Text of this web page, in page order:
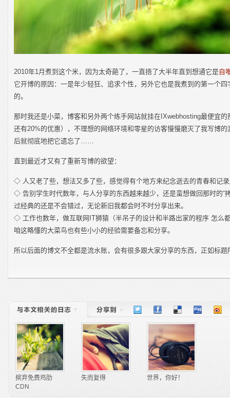
2010年1月煮到这个米，因为太奇葩了，一直捂了大半年直到想通它是自
它开博的原因：一是年少轻狂、追求个性，另外它也是我煮到的第一个
的。
那时我还是小菜，博客和另外两个练手网站就挂在IXwebhosting最便宜
还有20%的优惠），不理想的网络环境和零星的访客慢慢磨灭了我写博
后就彻底地把它遗忘了……
直到最近才又有了重新写博的欲望：
◇ 人又老了些，想法又多了些，感觉得有个地方来纪念逝去的青春和记
◇ 告别学生时代数年，与人分享的东西越来越少，还是蛮想做回那时的“
过经典的还是不会错过，无论新旧我都会时不时分享出来。
◇ 工作也数年，做互联网IT狮猿（半吊子的设计和半路出家的程序 怎么
咱这略懂的大菜鸟也有些小小的经验需要备忘和分享。
所以后面的博文不全都是流水账，会有很多跟大家分享的东西，正如标题
摈弃免费鸡肋
CDN
失而复得 世界，你好！